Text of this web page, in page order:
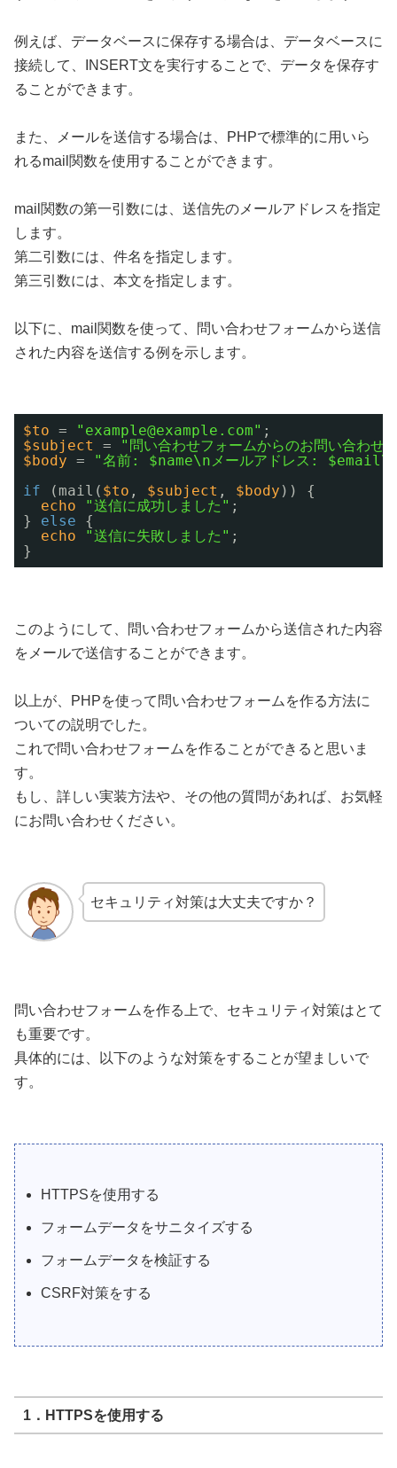
例えば、データベースに保存する場合は、データベースに
接続して、INSERT文を実行することで、データを保存す
ることができます。
また、メールを送信する場合は、PHPで標準的に用いら
れるmail関数を使用することができます。
mail関数の第一引数には、送信先のメールアドレスを指定
します。
第二引数には、件名を指定します。
第三引数には、本文を指定します。
以下に、mail関数を使って、問い合わせフォームから送信
された内容を送信する例を示します。
$to = "example@example.com" ;
$subject
= "問い合わせフォームからのお問い合わせ"
$body =
"名前: $name\nメールアドレス:
if
(mail( $to , $subject , $body )) {
echo
"送信に成功しました" ;
} else
{
echo
"送信に失敗しました" ;
}
このようにして、問い合わせフォームから送信された内容
をメールで送信することができます。
以上が、PHPを使って問い合わせフォームを作る方法に
ついての説明でした。
これで問い合わせフォームを作ることができると思いま
す。
もし、詳しい実装方法や、その他の質問があれば、お気軽
にお問い合わせください。
セキュリティ対策は大丈夫ですか？
問い合わせフォームを作る上で、セキュリティ対策はとて
も重要です。
具体的には、以下のような対策をすることが望ましいで
す。
HTTPSを使用する
フォームデータをサニタイズする
フォームデータを検証する
CSRF対策をする
1．HTTPSを使用する